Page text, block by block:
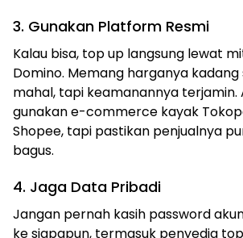
3. Gunakan Platform Resmi
Kalau bisa, top up langsung lewat
Domino. Memang harganya
mahal, tapi keamanannya
gunakan e-commerce kayak
Shopee, tapi pastikan penjualnya
bagus.
4. Jaga Data Pribadi
Jangan pernah kasih password
ke siapapun, termasuk penyedia